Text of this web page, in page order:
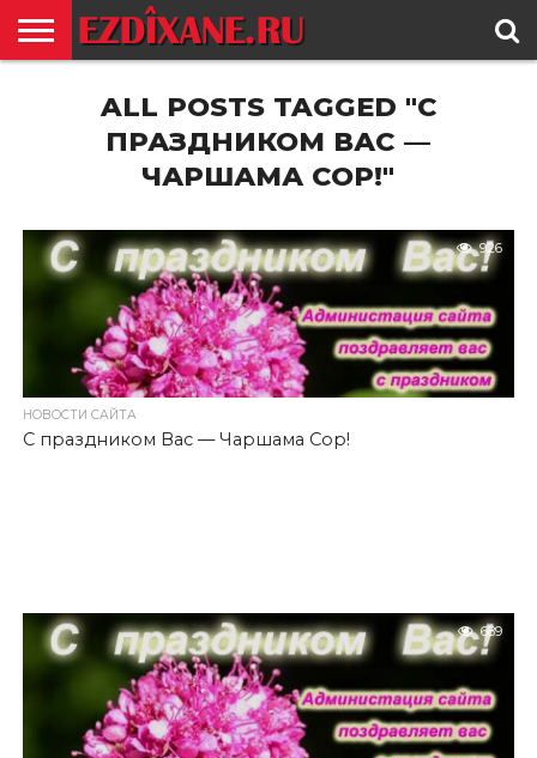
ЕЗИДИЗМ
НОВОСТИ
ИСТОРИЯ
КУЛЬТУРА
КОНТАКТALL POSTS TAGGED "C
ПРАЗДНИКОМ ВАС —
ЧАРШАМА СОР!"
926
НОВОСТИ САЙТА
C праздником Вас — Чаршама Сор!
689